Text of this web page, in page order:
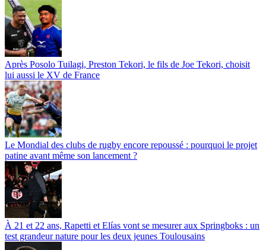
Après Posolo Tuilagi, Preston Tekori, le fils de Joe Tekori, choisit
lui aussi le XV de France
Le Mondial des clubs de rugby encore repoussé : pourquoi le projet
patine avant même son lancement ?
À 21 et 22 ans, Rapetti et Elías vont se mesurer aux Springboks : un
test grandeur nature pour les deux jeunes Toulousains